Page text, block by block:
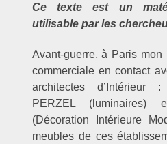
Ce texte est un
utilisable par les
Avant-guerre, à Paris
commerciale en contact
architectes d’Intérieur
PERZEL
(Décoration Intérieure
meubles de ces